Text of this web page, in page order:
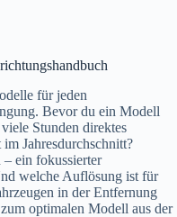
für jeden
Bevor du ein Modell
Stunden direktes
Jahresdurchschnitt?
ein fokussierter
welche Auflösung ist für
in der Entfernung
optimalen Modell aus der